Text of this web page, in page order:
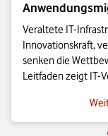
Veraltete IT-
Innovationskraft,
senken die
Leitfaden zeigt IT-
gelingt und wie
agil skalieren